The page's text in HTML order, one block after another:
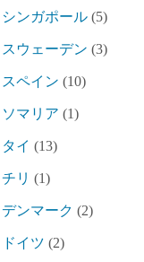
シンガポール (5)
スウェーデン (3)
スペイン (10)
ソマリア (1)
タイ (13)
チリ (1)
デンマーク (2)
ドイツ (2)